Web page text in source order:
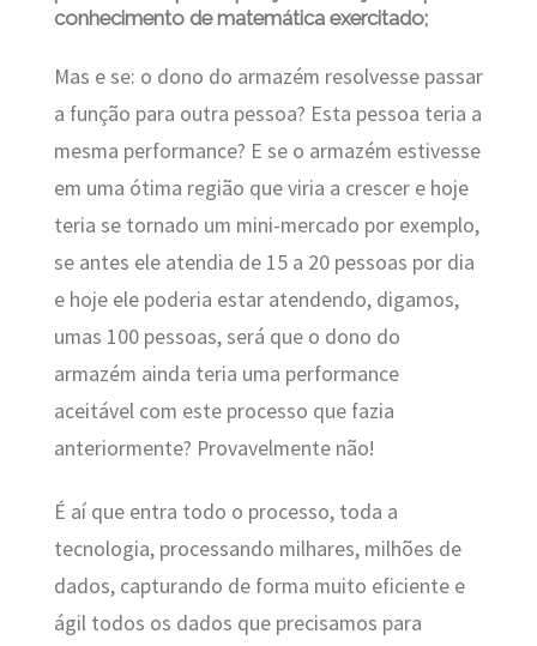
conhecimento de matemática exercitado;
Mas e se: o dono do armazém resolvesse passar
a função para outra pessoa? Esta pessoa teria a
mesma performance? E se o armazém estivesse
em uma ótima região que viria a crescer e hoje
teria se tornado um mini-mercado por exemplo,
se antes ele atendia de 15 a 20 pessoas por dia
e hoje ele poderia estar atendendo, digamos,
umas 100 pessoas, será que o dono do
armazém ainda teria uma performance
aceitável com este processo que fazia
anteriormente? Provavelmente não!
É aí que entra todo o processo, toda a
tecnologia, processando milhares, milhões de
dados, capturando de forma muito eficiente e
ágil todos os dados que precisamos para